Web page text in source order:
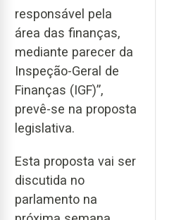
responsável pela
área das finanças,
mediante parecer da
Inspeção-Geral de
Finanças (IGF)”,
prevê-se na proposta
legislativa.
Esta proposta vai ser
discutida no
parlamento na